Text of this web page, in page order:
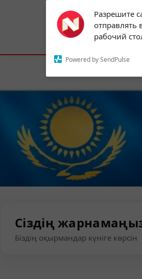
Разрешите
отправлять
рабочий
Powered by SendPulse
Subscribe to our
notifications!
To enable permission
the notification icon
Астана:20°C
Сіздің
Біздің оқырмандар күніге көрсін